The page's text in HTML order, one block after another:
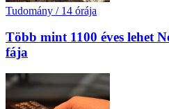
Tudomány / 14 órája
Több mint 1100 éves lehet
fája